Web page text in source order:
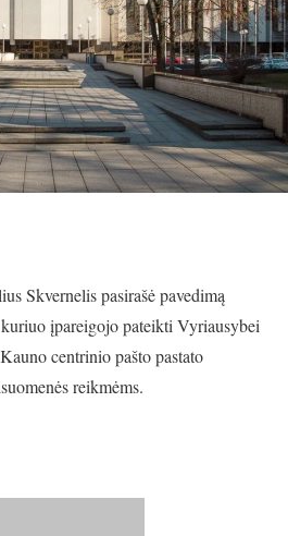
Skvernelis pasirašė pavedimą
įpareigojo pateikti Vyriausybei
centrinio pašto pastato
reikmėms.